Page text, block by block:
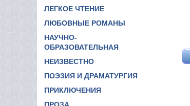
ЛЕГКОЕ ЧТЕНИЕ
ЛЮБОВНЫЕ РОМАНЫ
НАУЧНО-
ОБРАЗОВАТЕЛЬНАЯ
НЕИЗВЕСТНО
ПОЭЗИЯ И ДРАМАТУРГИЯ
ПРИКЛЮЧЕНИЯ